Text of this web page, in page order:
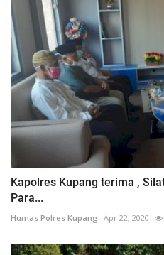
Kapolres Kupang terima ,
Para...
Humas Polres Kupang Apr 22, 2020